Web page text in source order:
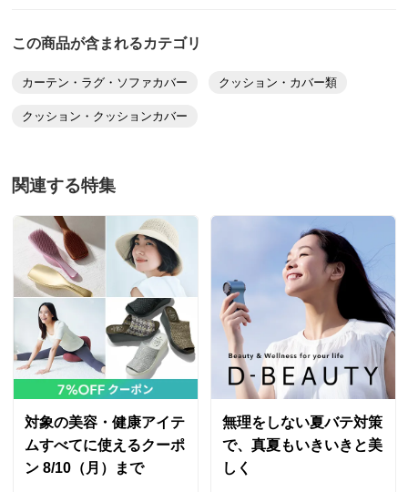
結果、良い買い物出来ました！
東京都
アップル（赤）を購入しました。色、生地のディテール
がとてもいい感じで伸縮性もありとても良かった。
ただファスナーのテープが白系の色で目立つのが残念。
生地と同じ色にしてほしかつた。
2014/09/28
岩手県
ソファに合わせて購入しました。色がとても気に入って
この商品が含まれるカテゴリ
カーテン・ラグ・ソファカバー クッション・カバー類
クッション・クッションカバー
関連する特集
対象の美容・健康アイテ
ムすべてに使えるクーポ
ン 8/10（月）まで
無理をしない夏バテ対策
で、真夏もいきいきと美
しく